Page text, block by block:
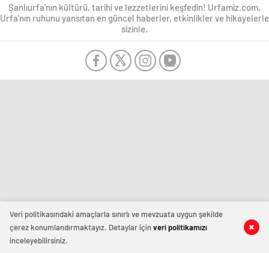
Şanlıurfa'nın kültürü, tarihi ve lezzetlerini keşfedin! Urfamiz.com,
Urfa'nın ruhunu yansıtan en güncel haberler, etkinlikler ve hikayelerle
sizinle.
Veri politikasındaki amaçlarla sınırlı ve mevzuata uygun şekilde
çerez konumlandırmaktayız. Detaylar içinveri politikamızı
inceleyebilirsiniz.